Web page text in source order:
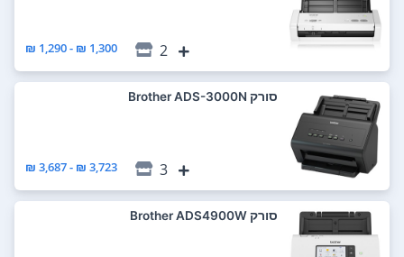
2
1,300 ₪ - 1,290 ₪
סורק Brother ADS-3000N
3
3,723 ₪ - 3,687 ₪
סורק Brother ADS4900W